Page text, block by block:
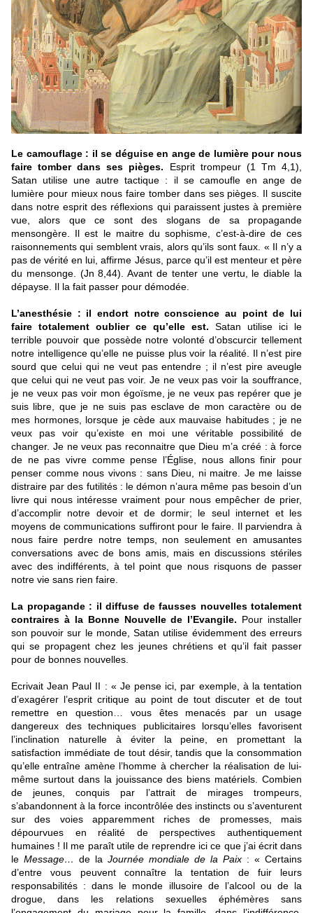
Le camouflage : il se déguise en ange de lumière pour nous
faire tomber dans ses pièges. Esprit trompeur (1 Tm 4,1),
Satan utilise une autre tactique : il se camoufle en ange de
lumière pour mieux nous faire tomber dans ses pièges. Il suscite
dans notre esprit des réflexions qui paraissent justes à première
vue, alors que ce sont des slogans de sa propagande
mensongère. Il est le maitre du sophisme, c’est-à-dire de ces
raisonnements qui semblent vrais, alors qu’ils sont faux. « Il n’y a
pas de vérité en lui, affirme Jésus, parce qu’il est menteur et père
du mensonge. (Jn 8,44). Avant de tenter une vertu, le diable la
dépayse. Il la fait passer pour démodée.
L’anesthésie : il endort notre conscience au point de lui
faire totalement oublier ce qu’elle est. Satan utilise ici le
terrible pouvoir que possède notre volonté d’obscurcir tellement
notre intelligence qu’elle ne puisse plus voir la réalité. Il n’est pire
sourd que celui qui ne veut pas entendre ; il n’est pire aveugle
que celui qui ne veut pas voir. Je ne veux pas voir la souffrance,
je ne veux pas voir mon égoïsme, je ne veux pas repérer que je
suis libre, que je ne suis pas esclave de mon caractère ou de
mes hormones, lorsque je cède aux mauvaise habitudes ; je ne
veux pas voir qu’existe en moi une véritable possibilité de
changer. Je ne veux pas reconnaitre que Dieu m’a créé : à force
de ne pas vivre comme pense l’Église, nous allons finir pour
penser comme nous vivons : sans Dieu, ni maitre. Je me laisse
distraire par des futilités : le démon n’aura même pas besoin d’un
livre qui nous intéresse vraiment pour nous empêcher de prier,
d’accomplir notre devoir et de dormir; le seul internet et les
moyens de communications suffiront pour le faire. Il parviendra à
nous faire perdre notre temps, non seulement en amusantes
conversations avec de bons amis, mais en discussions stériles
avec des indifférents, à tel point que nous risquons de passer
notre vie sans rien faire.
La propagande : il diffuse de fausses nouvelles totalement
contraires à la Bonne Nouvelle de l’Evangile. Pour installer
son pouvoir sur le monde, Satan utilise évidemment des erreurs
qui se propagent chez les jeunes chrétiens et qu’il fait passer
pour de bonnes nouvelles.
Ecrivait Jean Paul II : « Je pense ici, par exemple, à la tentation
d’exagérer l’esprit critique au point de tout discuter et de tout
remettre en question… vous êtes menacés par un usage
dangereux des techniques publicitaires lorsqu’elles favorisent
l’inclination naturelle à éviter la peine, en promettant la
satisfaction immédiate de tout désir, tandis que la consommation
qu’elle entraîne amène l’homme à chercher la réalisation de lui-
même surtout dans la jouissance des biens matériels. Combien
de jeunes, conquis par l’attrait de mirages trompeurs,
s’abandonnent à la force incontrôlée des instincts ou s’aventurent
sur des voies apparemment riches de promesses, mais
dépourvues en réalité de perspectives authentiquement
humaines ! Il me paraît utile de reprendre ici ce que j’ai écrit dans
le Message… de la Journée mondiale de la Paix : « Certains
d’entre vous peuvent connaître la tentation de fuir leurs
responsabilités : dans le monde illusoire de l’alcool ou de la
drogue, dans les relations sexuelles éphémères sans